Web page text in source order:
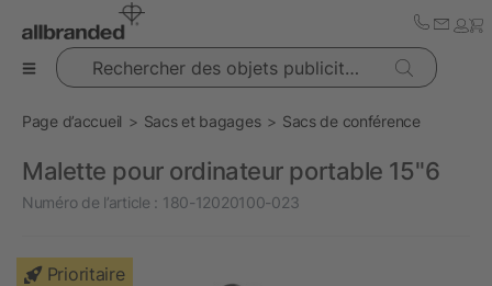
Rechercher des objets publicitaires
Page d’accueil Sacs et bagages Sacs de conférence
Malette pour ordinateur portable 15''6
Numéro de l’article : 180-12020100-023
Prioritaire